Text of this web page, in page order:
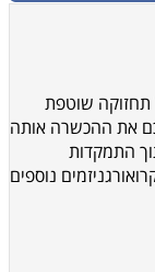
תחזוקה שוטפת
את ההכשרה אותה
התמקדות
נוספים